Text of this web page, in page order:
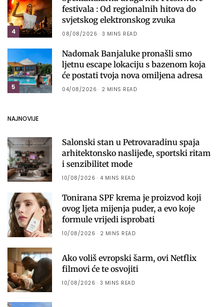
4
festivala : Od regionalnih hitova do
svjetskog elektronskog zvuka
08/08/2026 3 MINS READ
5
Nadomak Banjaluke pronašli smo
ljetnu escape lokaciju s bazenom koja
će postati tvoja nova omiljena adresa
04/08/2026 2 MINS READ
NAJNOVIJE
Salonski stan u Petrovaradinu spaja
arhitektonsko naslijeđe, sportski ritam
i senzibilitet mode
10/08/2026 4 MINS READ
Tonirana SPF krema je proizvod koji
ovog ljeta mijenja puder, a evo koje
formule vrijedi isprobati
10/08/2026 2 MINS READ
Ako voliš evropski šarm, ovi Netflix
filmovi će te osvojiti
10/08/2026 3 MINS READ